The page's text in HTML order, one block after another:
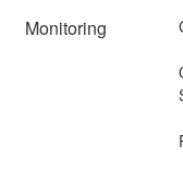
Monitoring